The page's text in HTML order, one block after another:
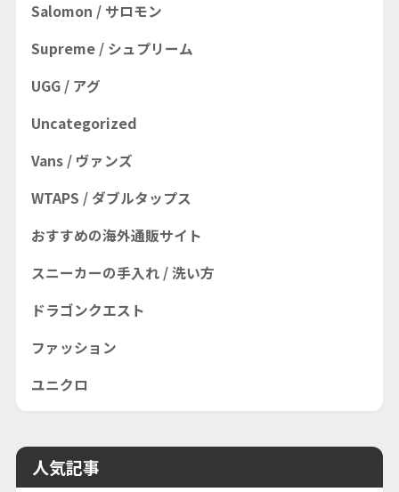
Salomon / サロモン
Supreme / シュプリーム
UGG / アグ
Uncategorized
Vans / ヴァンズ
WTAPS / ダブルタップス
おすすめの海外通販サイト
スニーカーの手入れ / 洗い方
ドラゴンクエスト
ファッション
ユニクロ
人気記事